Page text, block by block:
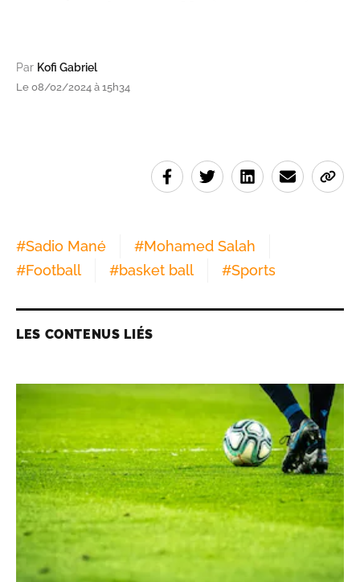
Par Kofi Gabriel
Le 08/02/2024 à 15h34
#Sadio Mané #Mohamed Salah
#Football #basket ball #Sports
LES CONTENUS LIÉS